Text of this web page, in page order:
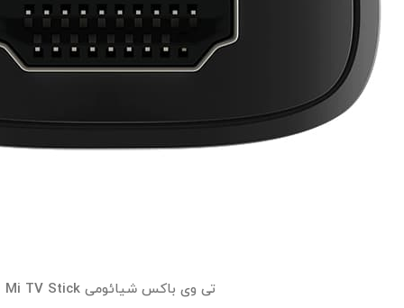
تی وی باکس شیائومی Mi TV Stick